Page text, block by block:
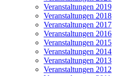
Veranstaltungen 2019
Veranstaltungen 2018
Veranstaltungen 2017
Veranstaltungen 2016
Veranstaltungen 2015
Veranstaltungen 2014
Veranstaltungen 2013
Veranstaltungen 2012